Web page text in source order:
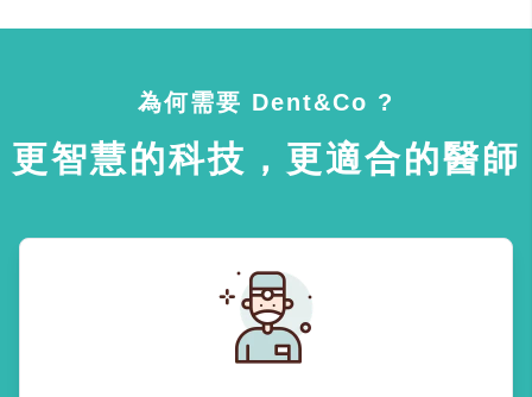
為何需要 Dent&Co ?
更智慧的科技，更適合的醫師